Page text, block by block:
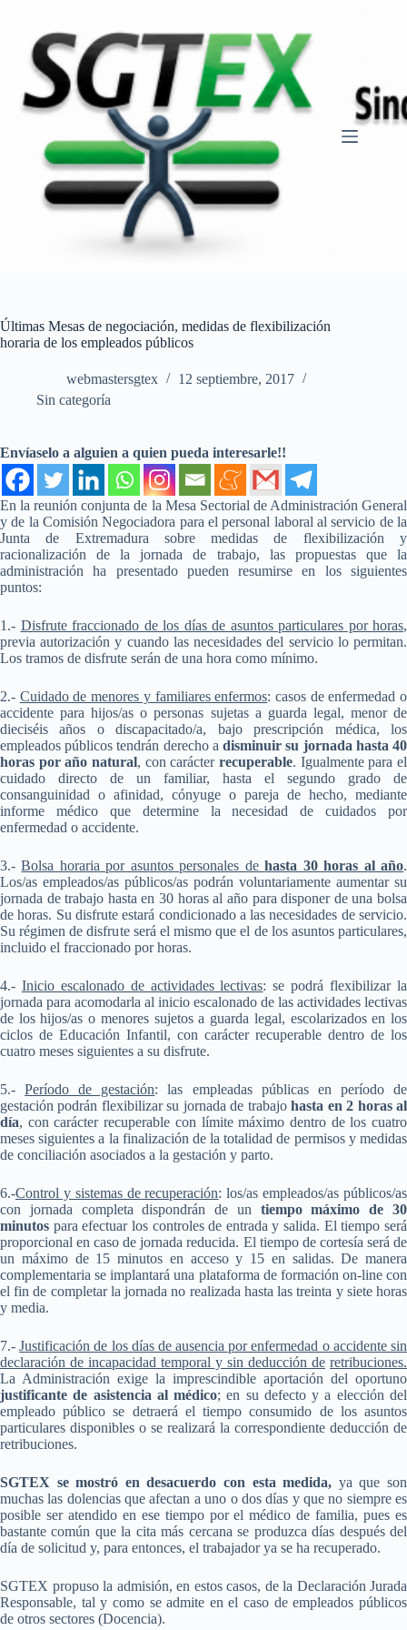
contenido
Últimas Mesas de negociación, medidas de flexibilización
horaria de los empleados públicos
webmastersgtex
12 septiembre, 2017
Sin categoría
Envíaselo a alguien a quien pueda interesarle!!
En la reunión conjunta de la Mesa Sectorial de Administración General
y de la Comisión Negociadora para el personal laboral al servicio de la
Junta de Extremadura sobre medidas de flexibilización y
racionalización de la jornada de trabajo, las propuestas que la
administración ha presentado pueden resumirse en los siguientes
puntos:
1.- Disfrute fraccionado de los días de asuntos particulares por horas,
previa autorización y cuando las necesidades del servicio lo permitan.
Los tramos de disfrute serán de una hora como mínimo.
2.- Cuidado de menores y familiares enfermos: casos de enfermedad o
accidente para hijos/as o personas sujetas a guarda legal, menor de
dieciséis años o discapacitado/a, bajo prescripción médica, los
empleados públicos tendrán derecho adisminuir su jornada hasta 40
horas por año natural, con carácter recuperable. Igualmente para el
cuidado directo de un familiar, hasta el segundo grado de
consanguinidad o afinidad, cónyuge o pareja de hecho, mediante
informe médico que determine la necesidad de cuidados por
enfermedad o accidente.
3.-Bolsa horaria por asuntos personales dehasta 30 horas al año.
Los/as empleados/as públicos/as podrán voluntariamente aumentar su
jornada de trabajo hasta en 30 horas al año para disponer de una bolsa
de horas. Su disfrute estará condicionado a las necesidades de servicio.
Su régimen de disfrute será el mismo que el de los asuntos particulares,
incluido el fraccionado por horas.
4.- Inicio escalonado de actividades lectivas: se podrá flexibilizar la
jornada para acomodarla al inicio escalonado de las actividades lectivas
de los hijos/as o menores sujetos a guarda legal, escolarizados en los
ciclos de Educación Infantil, con carácter recuperable dentro de los
cuatro meses siguientes a su disfrute.
5.-Período de gestación: las empleadas públicas en período de
gestación podrán flexibilizar su jornada de trabajohasta en 2 horas al
día, con carácter recuperable con límite máximo dentro de los cuatro
meses siguientes a la finalización de la totalidad de permisos y medidas
de conciliación asociados a la gestación y parto.
6.-Control y sistemas de recuperación: los/as empleados/as públicos/as
con jornada completa dispondrán de un tiempo máximo de 30
minutos para efectuar los controles de entrada y salida. El tiempo será
proporcional en caso de jornada reducida. El tiempo de cortesía será de
un máximo de 15 minutos en acceso y 15 en salidas. De manera
complementaria se implantará una plataforma de formación on-line con
el fin de completar la jornada no realizada hasta las treinta y siete horas
y media.
7.-Justificación de los días de ausencia por enfermedad o accidente sin
declaración de incapacidad temporal y sin deducción de retribuciones.
La Administración exige la imprescindible aportación del oportuno
justificante de asistencia al médico; en su defecto y a elección del
empleado público se detraerá el tiempo consumido de los asuntos
particulares disponibles o se realizará la correspondiente deducción de
retribuciones.
SGTEX se mostró en desacuerdo con esta medida, ya que son
muchas las dolencias que afectan a uno o dos días y que no siempre es
posible ser atendido en ese tiempo por el médico de familia, pues es
bastante común que la cita más cercana se produzca días después del
día de solicitud y, para entonces, el trabajador ya se ha recuperado.
SGTEX propuso la admisión, en estos casos, de la Declaración Jurada
Responsable, tal y como se admite en el caso de empleados públicos
de otros sectores (Docencia).